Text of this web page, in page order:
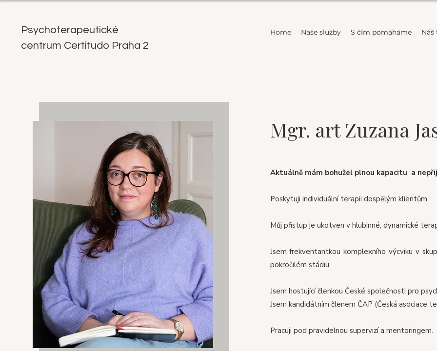
Psychoterapeutické
2 centrum Certitudo Praha
Home Naše služby S čím pomáháme Náš
Mgr. art Zuzana
Aktuálně mám bohužel plnou kapacitu a
Poskytuji individuální terapii dospělým klientům.
Můj přístup je ukotven v hlubinné, dynamické
Jsem frekventantkou komplexního výcviku v
pokročilém stádiu.
Jsem hostující členkou České společnosti pro
Jsem kandidátním členem ČAP (Česká asociace
Pracuji pod pravidelnou supervizí a mentoringem.